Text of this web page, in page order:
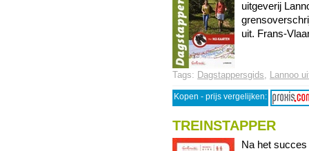
uitgeverij
uit. Frans-
Tags: Dagstappersgids, Lannoo
Kopen - prijs vergelijken:
TREINSTAPPER
Na het